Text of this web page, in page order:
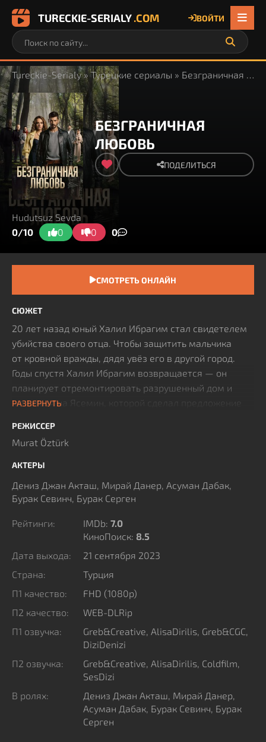
TURECKIE-SERIALY.COM ВОЙТИ
Tureckie-Serialy»Турецкие сериалы » Безграничная любовь
БЕЗГРАНИЧНАЯ
ЛЮБОВЬ
ПОДЕЛИТЬСЯ
Hudutsuz Sevda
0/10
0 0 0
СМОТРЕТЬ ОНЛАЙН
СЮЖЕТ
20 лет назад юный Халил Ибрагим стал свидетелем
убийства своего отца. Чтобы защитить мальчика
от кровной вражды, дядя увёз его в другой город.
Годы спустя Халил Ибрагим возвращается — он
планирует отремонтировать разрушенный дом и
жениться на Ясемин, которой сделал предложение
старую войну семей, но глава рода Лето и его
сын Тарик, влюблённый в Ясемин, хотят, чтобы
он скорее уехал. Ситуация усложняется, когда Халил
начальной школе, которая вернулась из Америки.
РАЗВЕРНУТЬ
РЕЖИССЕР
Murat Öztürk
АКТЕРЫ
Дениз Джан Акташ, Мирай Данер, Асуман Дабак,
Бурак Севинч, Бурак Серген
Рейтинги: IMDb: 7.0
КиноПоиск: 8.5
Дата выхода:
21 сентября 2023
Страна:
Турция
П1 качество:
FHD (1080p)
П2 качество:
WEB-DLRip
П1 озвучка:
Greb&Creative, AlisaDirilis, Greb&CGC,
DiziDenizi
П2 озвучка:
Greb&Creative, AlisaDirilis, Coldfilm,
SesDizi
В ролях:
Дениз Джан Акташ, Мирай Данер,
Асуман Дабак, Бурак Севинч, Бурак
Серген